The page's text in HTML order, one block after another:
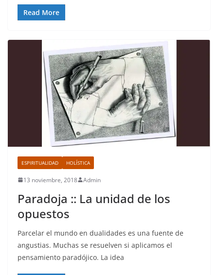
Read More
ESPIRITUALIDAD HOLÍSTICA
13 noviembre, 2018 Admin
Paradoja :: La unidad de los
opuestos
Parcelar el mundo en dualidades es una fuente de
angustias. Muchas se resuelven si aplicamos el
pensamiento paradójico. La idea